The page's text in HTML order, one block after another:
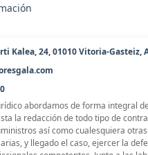
Kalea, 24, 01010 Vitoria-Gasteiz,
abordamos de forma integral
la redacción de todo tipo de
así como cualesquiera
y llegado el caso, ejercer la